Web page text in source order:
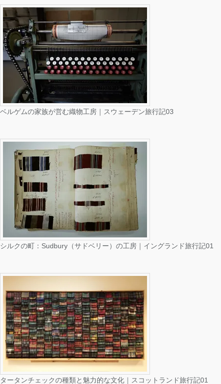
ベルゲムの家族が営む織物工房｜スウェーデン旅行記03
シルクの町：Sudbury（サドベリー）の工房｜イングランド旅行記01
タータンチェックの種類と魅力的な文化｜スコットランド旅行記01